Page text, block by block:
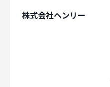
株式会社ヘンリー